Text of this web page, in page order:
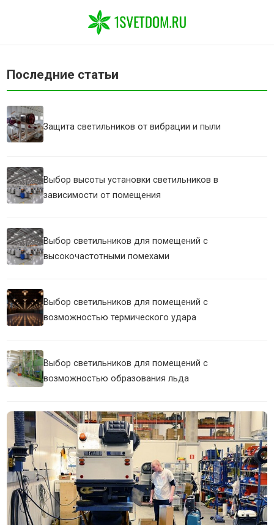
Последние статьи
Защита светильников от вибрации и пыли
Выбор высоты установки светильников в
зависимости от помещения
Выбор светильников для помещений с
высокочастотными помехами
Выбор светильников для помещений с
возможностью термического удара
Выбор светильников для помещений с
возможностью образования льда